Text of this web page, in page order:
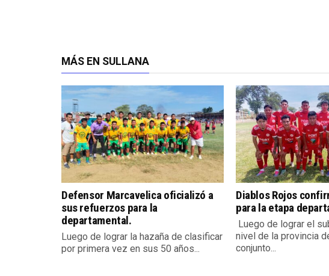
MÁS EN SULLANA
Defensor Marcavelica oficializó a
sus refuerzos para la
departamental.
Luego de lograr la hazaña de clasificar
por primera vez en sus 50 años...
Diablos Rojos
para la etapa
Luego de lograr el
nivel de la provincia
conjunto...